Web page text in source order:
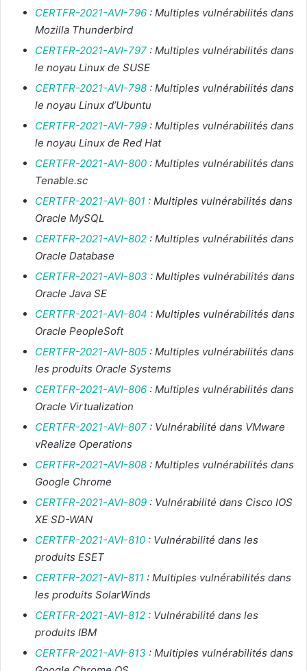
CERTFR-2021-AVI-796 : Multiples vulnérabilités dans
Mozilla Thunderbird
CERTFR-2021-AVI-797 : Multiples vulnérabilités dans
le noyau Linux de SUSE
CERTFR-2021-AVI-798 : Multiples vulnérabilités dans
le noyau Linux d’Ubuntu
CERTFR-2021-AVI-799 : Multiples vulnérabilités dans
le noyau Linux de Red Hat
CERTFR-2021-AVI-800 : Multiples vulnérabilités dans
Tenable.sc
CERTFR-2021-AVI-801 : Multiples vulnérabilités dans
Oracle MySQL
CERTFR-2021-AVI-802 : Multiples vulnérabilités dans
Oracle Database
CERTFR-2021-AVI-803 : Multiples vulnérabilités dans
Oracle Java SE
CERTFR-2021-AVI-804 : Multiples vulnérabilités dans
Oracle PeopleSoft
CERTFR-2021-AVI-805 : Multiples vulnérabilités dans
les produits Oracle Systems
CERTFR-2021-AVI-806 : Multiples vulnérabilités dans
Oracle Virtualization
CERTFR-2021-AVI-807 : Vulnérabilité dans VMware
vRealize Operations
CERTFR-2021-AVI-808 : Multiples vulnérabilités dans
Google Chrome
CERTFR-2021-AVI-809 : Vulnérabilité dans Cisco IOS
XE SD-WAN
CERTFR-2021-AVI-810 : Vulnérabilité dans les
produits ESET
CERTFR-2021-AVI-811 : Multiples vulnérabilités dans
les produits SolarWinds
CERTFR-2021-AVI-812 : Vulnérabilité dans les
produits IBM
CERTFR-2021-AVI-813 : Multiples vulnérabilités dans